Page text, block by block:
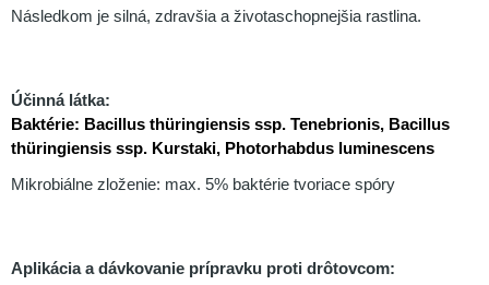
Následkom je silná, zdravšia a životaschopnejšia rastlina.
Účinná látka:
Baktérie: Bacillus thüringiensis ssp. Tenebrionis, Bacillus
thüringiensis ssp. Kurstaki, Photorhabdus luminescens
Mikrobiálne zloženie: max. 5% baktérie tvoriace spóry
Aplikácia a dávkovanie prípravku proti drôtovcom: